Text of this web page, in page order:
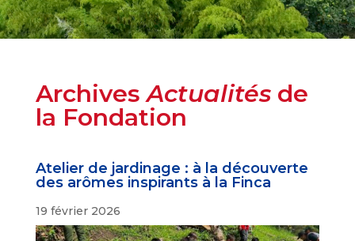
ArchivesActualités de
la Fondation
Atelier de jardinage : à la découverte
des arômes inspirants à la Finca
19 février 2026